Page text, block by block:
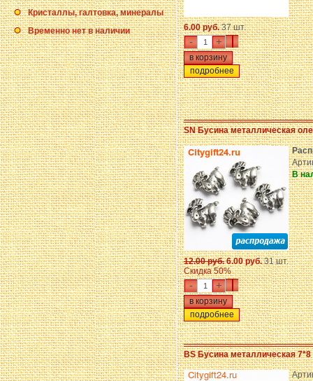
Кристаллы, галтовка, минералы
Временно нет в наличии
6.00 руб.37 шт.
- +
подробнее
SN Бусина металлическая
В
12.00 руб.6.00 руб.31 шт.
Скидка 50%
- +
подробнее
BS Бусина металлическая